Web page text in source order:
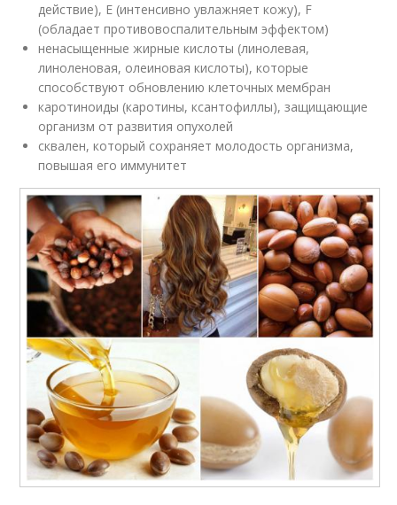
действие), Е (интенсивно увлажняет кожу), F
(обладает противовоспалительным эффектом)
ненасыщенные жирные кислоты (линолевая,
линоленовая, олеиновая кислоты), которые
способствуют обновлению клеточных мембран
каротиноиды (каротины, ксантофиллы), защищающие
организм от развития опухолей
сквален, который сохраняет молодость организма,
повышая его иммунитет